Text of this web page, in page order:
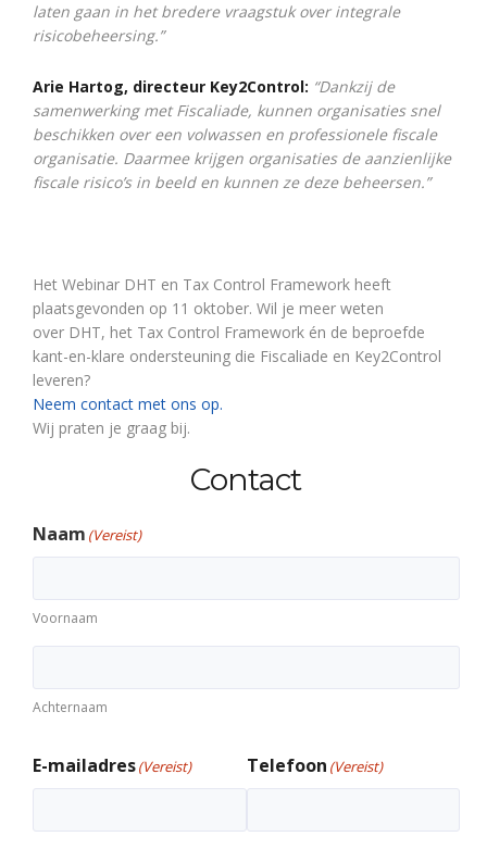
laten gaan in het bredere vraagstuk over integrale
risicobeheersing.”
Arie Hartog, directeur Key2Control: “Dankzij de
samenwerking met Fiscaliade, kunnen organisaties snel
beschikken over een volwassen en professionele fiscale
organisatie. Daarmee krijgen organisaties de aanzienlijke
fiscale risico’s in beeld en kunnen ze deze beheersen.”
Het Webinar DHT en Tax Control Framework heeft
plaatsgevonden op 11 oktober. Wil je meer weten
over DHT, het Tax Control Framework én de beproefde
kant-en-klare ondersteuning die Fiscaliade en Key2Control
leveren?
Neem contact met ons op.
Wij praten je graag bij.
Contact
Naam (Vereist)
Voornaam
Achternaam
E-mailadres(Vereist) Telefoon (Vereist)